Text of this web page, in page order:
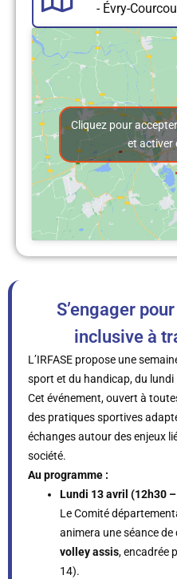
- Évry-
Cliquez pour
et activer
S’engager
inclusive à
L’IRFASE propose une
sport et du handicap, du lundi
Cet événement, ouvert à
des pratiques sportives
échanges autour des enjeux
société.
Au programme :
Lundi 13 avril (12h30
Le Comité
animera une séance de
volley assis, encadrée
14).